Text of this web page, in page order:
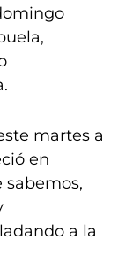
martes a
en
sabemos,
a la